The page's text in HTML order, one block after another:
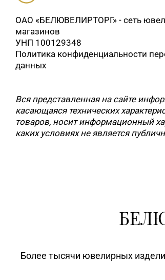
ОАО «БЕЛЮВЕЛИРТОРГ» - сеть
магазинов
УНП 100129348
Политика конфиденциальности
данных
Вся представленная на сайте
касающаяся технических
товаров, носит информационный
каких условиях не является
Более тысячи ювелирных